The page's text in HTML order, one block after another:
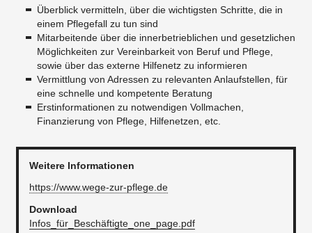
Überblick vermitteln, über die wichtigsten Schritte, die in
einem Pflegefall zu tun sind
Mitarbeitende über die innerbetrieblichen und gesetzlichen
Möglichkeiten zur Vereinbarkeit von Beruf und Pflege,
sowie über das externe Hilfenetz zu informieren
Vermittlung von Adressen zu relevanten Anlaufstellen, für
eine schnelle und kompetente Beratung
Erstinformationen zu notwendigen Vollmachen,
Finanzierung von Pflege, Hilfenetzen, etc.
Weitere Informationen
https://www.wege-zur-pflege.de
Download
Infos_für_Beschäftigte_one_page.pdf